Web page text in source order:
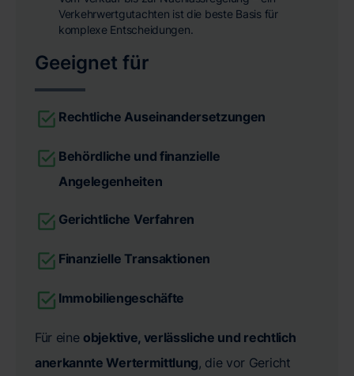
Verkehrwertgutachten ist die beste Basis für
komplexe Entscheidungen.
Geeignet für
Rechtliche Auseinandersetzungen
Behördliche und finanzielle
Angelegenheiten
Gerichtliche Verfahren
Finanzielle Transaktionen
Immobiliengeschäfte
Für eine objektive, verlässliche und rechtlich
anerkannte Wertermittlung, die vor Gericht